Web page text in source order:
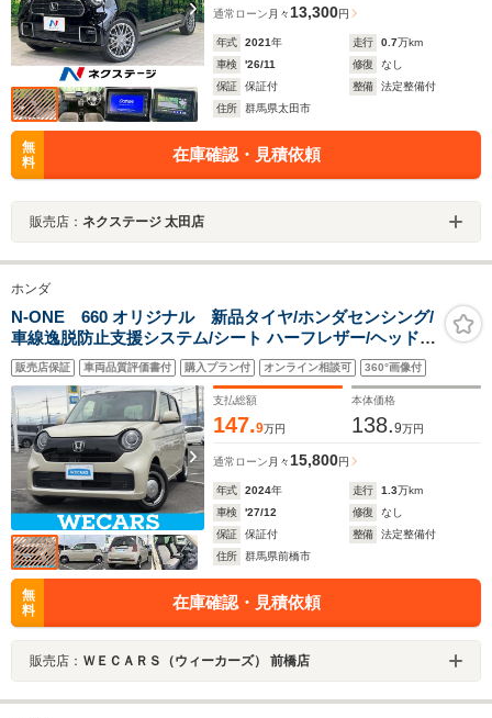
通常ローン 月々 13,300円
年式 2021年 走行 0.7万km
車検
'26/11 修復
なし
保証
保証付 整備
法定整備付
住所
群馬県太田市
無
料
在庫確認・見積依頼
販売店： ネクステージ 太田店
ホンダ
N-ONE 660 オリジナル 新品タイヤ/ホンダセンシング/
車線逸脱防止支援システム/シート ハーフレザー/ヘッドラ
ンプ LED/EBD付ABS/横滑り防止装置/アイドリングスト
ップ/禁煙車/エアバッグ 運転席
販売店保証 車両品質評価書付 購入プラン付 オンライン相談可 360°画像付
支払総額
147.9万円
本体価格
138.9万円
通常ローン 月々 15,800円
年式 2024年 走行 1.3万km
車検
'27/12 修復
なし
保証
保証付 整備
法定整備付
住所
群馬県前橋市
無
料
在庫確認・見積依頼
販売店： ＷＥＣＡＲＳ（ウィーカーズ） 前橋店